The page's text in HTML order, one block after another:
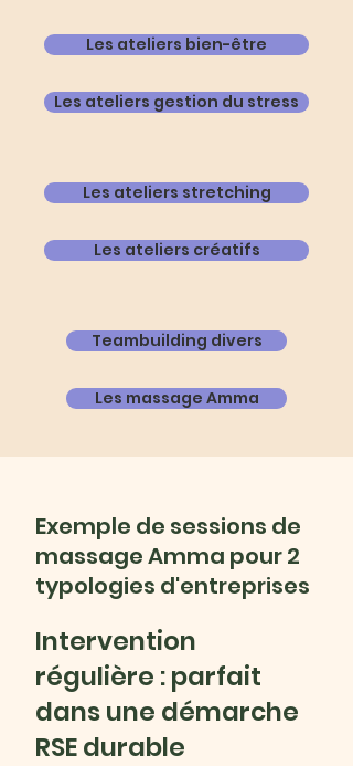
Les ateliers bien-être
Les ateliers gestion du stress
Les ateliers stretching
Les ateliers créatifs
Teambuilding divers
Les massage Amma
Exemple de sessions de
massage Amma pour 2
typologies d'entreprises
Intervention
régulière : parfait
dans une démarche
RSE durable